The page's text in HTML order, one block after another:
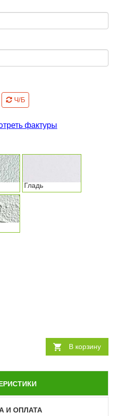
Ч/Б
фактуры
Гладь
В корзину
И ОПЛАТА